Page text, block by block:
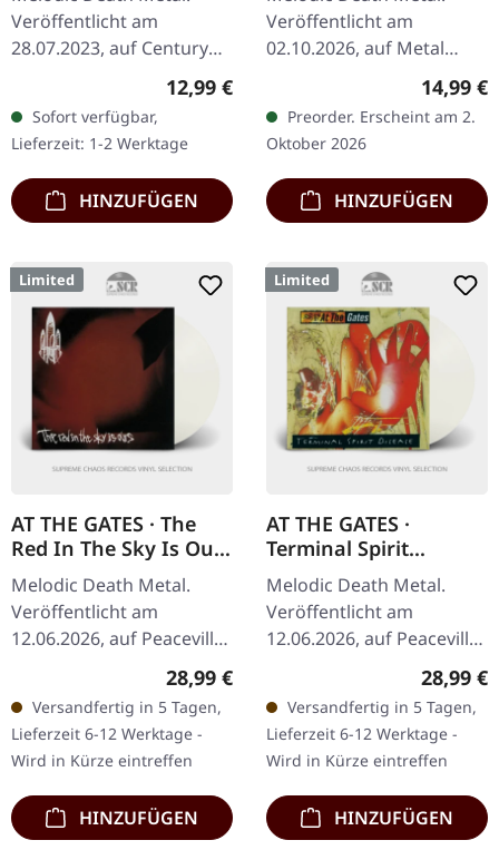
Veröffentlicht am
28.07.2023, auf Century
Media Records. Reissue
als CD im DigiPak. Arch
Enemys "Khaos Legions"
steht als ein…
Regulärer Preis:
12,99 €
Sofort verfügbar,
Lieferzeit: 1-2 Werktage
HINZUFÜGEN
Veröffentlicht am
02.10.2026, auf Metal
Blade Records. Version als
Musikkassette. Also
Leute, lasst uns mal über
Amon Amarth und…
14,99 €
Preorder. Erscheint am 2.
Oktober 2026
HINZUFÜGEN
Limited
AT THE GATES · The
Red In The Sky Is Ours
| CLEAR LP
Melodic Death Metal.
Veröffentlicht am
12.06.2026, auf Peaceville
Records. Klares Vinyl im
Standard-Cover. Plastic
Head exklusive, limitierte
Auflage…
Regulärer Preis:
28,99 €
Versandfertig in 5 Tagen,
Lieferzeit 6-12 Werktage -
Wird in Kürze eintreffen
HINZUFÜGEN
Limited
AT THE GATES ·
Terminal Spirit
Disease | CLEAR LP
Melodic Death Metal.
Veröffentlicht am
12.06.2026, auf Peaceville
Records. Klares Vinyl im
Standard-Cover. Plastic
Head exklusive, limitierte
Auflage…
28,99 €
Versandfertig in 5 Tagen,
Lieferzeit 6-12 Werktage -
Wird in Kürze eintreffen
HINZUFÜGEN